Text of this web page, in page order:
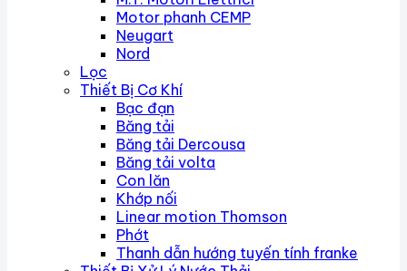
Motor phanh CEMP
Neugart
Nord
Lọc
Thiết Bị Cơ Khí
Bạc đạn
Băng tải
Băng tải Dercousa
Băng tải volta
Con lăn
Khớp nối
Linear motion Thomson
Phớt
Thanh dẫn hướng tuyến tính franke